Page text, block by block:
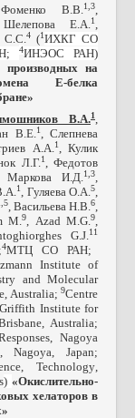
В.В.1,3,
Е.А.1,
С.С.4 (1ИХКГ СО
4ИНЭОС РАН)
производных на
Е-белка
В.А.1
В.Е. 1, Слепнева
А.А. 1, Кулик
Л.Г. 1, Федотов
, Маркова И.Д. 1,3
1 , Гуляева О.А.5
, Васильева Н.В.6
M .9 Azad M .G .9
G .J 11
4МТЦ СО РАН;
Institute of
and Molecular
Australia; 9Centre
Griffith Institute for
Australia;
,Nagoya
,Nagoya ,Japan;
,Technology
)«Окислительно-
хелаторов в